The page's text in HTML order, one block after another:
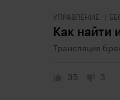
УПРАВЛЕНИЕ
Как найти
Трансляция
35 3